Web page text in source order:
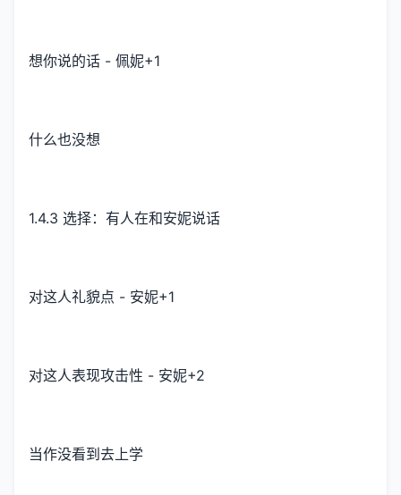
想你说的话 - 佩妮+1
什么也没想
1.4.3 选择：有人在和安妮说话
对这人礼貌点 - 安妮+1
对这人表现攻击性 - 安妮+2
当作没看到去上学